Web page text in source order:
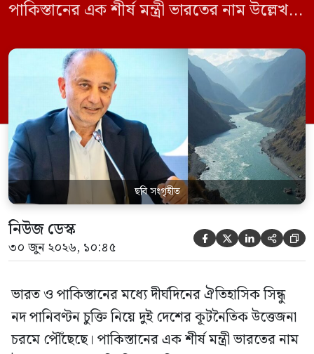
পাকিস্তানের এক শীর্ষ মন্ত্রী ভারতের নাম উল্লেখ না
পানির ওপর কেউ হাত দিলে সেই হাত কেটে
ফেলা হবে। ভারতের কেন্দ্রীয় জলসম্পদ মন্ত্রী সি
আর পাতিল কর্তৃক আগামী দেড় থেকে দুই বছরের
[…]
ছবি সংগৃহীত
নিউজ ডেস্ক
৩০ জুন ২০২৬, ১০:৪৫     
ভারত ও পাকিস্তানের মধ্যে দীর্ঘদিনের ঐতিহাসিক সিন্ধু
নদ পানিবণ্টন চুক্তি নিয়ে দুই দেশের কূটনৈতিক উত্তেজনা
চরমে পৌঁছেছে। পাকিস্তানের এক শীর্ষ মন্ত্রী ভারতের নাম